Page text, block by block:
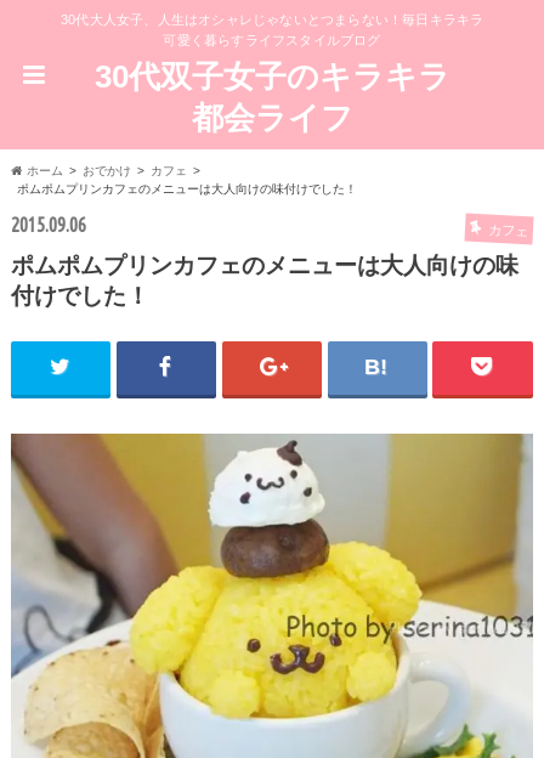
30代大人女子、人生はオシャレじゃないとつまらない！毎日キラキラ
可愛く暮らすライフスタイルブログ
30代双子女子のキラキラ
都会ライフ
ホーム おでかけ
カフェ
ポムポムプリンカフェのメニューは大人向けの味付けでした！
2015.09.06 カフェ
ポムポムプリンカフェのメニューは大人向けの味
付けでした！